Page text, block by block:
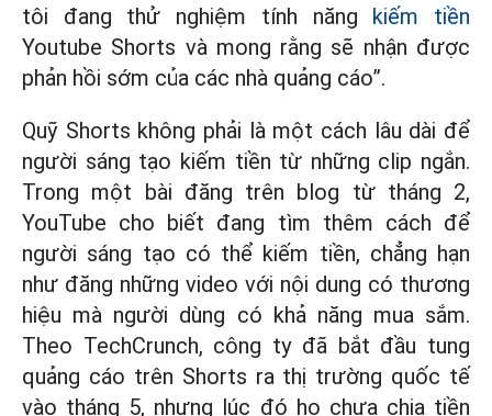
tôi đang thử nghiệm tính năng kiếm tiền
Youtube Shorts và mong rằng sẽ nhận được
phản hồi sớm của các nhà quảng cáo”.
Quỹ Shorts không phải là một cách lâu dài để
người sáng tạo kiếm tiền từ những clip ngắn.
Trong một bài đăng trên blog từ tháng 2,
YouTube cho biết đang tìm thêm cách để
người sáng tạo có thể kiếm tiền, chẳng hạn
như đăng những video với nội dung có thương
hiệu mà người dùng có khả năng mua sắm.
Theo TechCrunch, công ty đã bắt đầu tung
quảng cáo trên Shorts ra thị trường quốc tế
vào tháng 5, nhưng lúc đó họ chưa chia tiền